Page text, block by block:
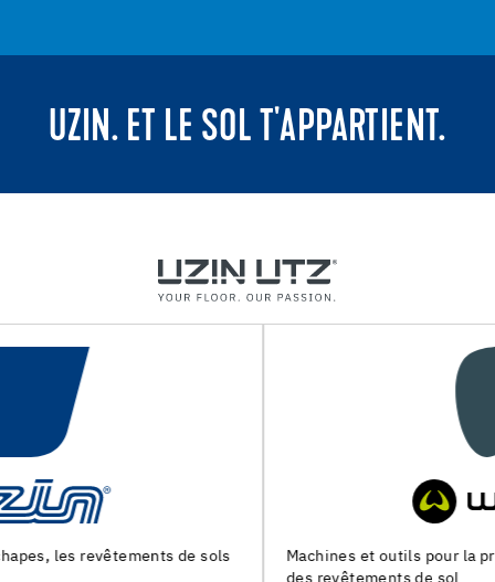
UZIN. ET LE SOL T'APPARTIENT.
Machines et outils pour la preparation du support et la pose